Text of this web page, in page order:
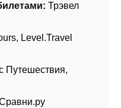
Трэвел
, Level.Travel
Путешествия,